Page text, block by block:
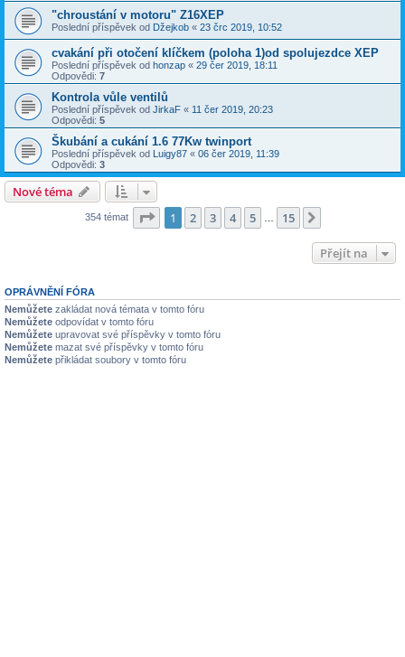
"chroustání v motoru" Z16XEP
Poslední příspěvek od Džejkob « 23 črc 2019, 10:52
cvakání při otočení klíčkem (poloha 1)od spolujezdce XEP
Poslední příspěvek od honzap « 29 čer 2019, 18:11
Odpovědi: 7
Kontrola vůle ventilů
Poslední příspěvek od JirkaF « 11 čer 2019, 20:23
Odpovědi: 5
Škubání a cukání 1.6 77Kw twinport
Poslední příspěvek od Luigy87 « 06 čer 2019, 11:39
Odpovědi: 3
Nové téma
354 témat Stránka z 15
1 2 3 4 5 15
Přejít na
OPRÁVNĚNÍ FÓRA
Nemůžete zakládat nová témata v tomto fóru
Nemůžete odpovídat v tomto fóru
Nemůžete upravovat své příspěvky v tomto fóru
Nemůžete mazat své příspěvky v tomto fóru
Nemůžete přikládat soubory v tomto fóru